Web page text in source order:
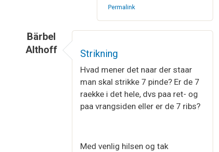
Permalink
Bärbel
Althoff
Strikning
Hvad mener det naar der staar
man skal strikke 7 pinde? Er de 7
raekke i det hele, dvs paa ret- og
paa vrangsiden eller er de 7 ribs?
Med venlig hilsen og tak